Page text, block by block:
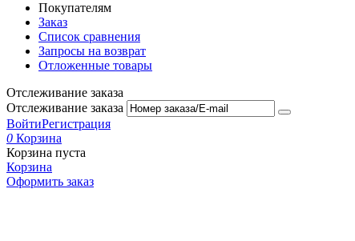
Покупателям
Заказ
Список сравнения
Запросы на возврат
Отложенные товары
Отслеживание заказа
Отслеживание заказа
ВойтиРегистрация
0 Корзина
Корзина пуста
Корзина
Оформить заказ